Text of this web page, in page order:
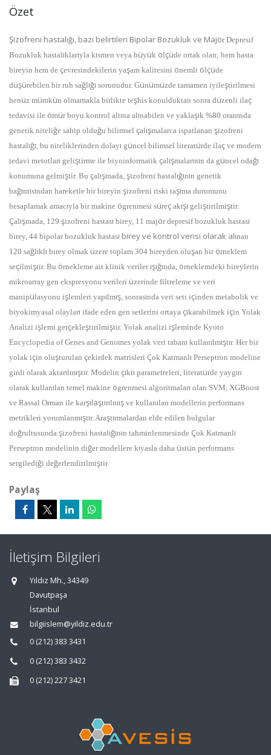
Özet
Şizofreni hastalığı, bazı belirtileri Bipolar Bozukluk ve Majör Depresif
Bozukluk hastalıklarıyla kısmen veya büyük ölçüde ortak olan; hem hasta
bireyin hem de çevresindekilerin yaşam kalitesini önemli ölçüde
düşürebilen bir ruh sağlığı sorunudur. Günümüzde tamamen iyileştirilmesi
henüz mümkün olmamakla birlikte teşhis konulduktan sonra düzenli ilaç
tedavisi ile ömür boyu kontrol altına alınabilen ve yaklaşık %80 oranında
genetik niteliğe sahip olduğu bilimsel çalışmalarca ispatlanan şizofreni
hastalığı, bu niteliklerinden dolayı güncel bilimsel literatürde ilaç ve modern
tedavi metotları geliştirme ile biyoinformatik çalışmalarının da güncel odağı
konumuna gelmiştir. Bu çalışmada, şizofreni hastalığının genetik
bağıntısından hareketle bir bireyin şizofreni riski taşıma durumunu
hesaplamak amacıyla bir makine ögrenmesi süreç akışı geliştirilmiştir.
Çalışmada, 129 şizofreni hastası birey, 11 majör depresif bozukluk hastası
birey, 44 bipolar bozukluk hastası birey ve kontrol verisi olarak alınan
120 sağlıklı birey olmak üzere toplam 304 bireyden oluşan bir örneklem
seçilmiştir. Bu örnekleme ait klinik veriler ışığında, örneklemdeki bireylerin
mikroarray gen ekspresyonu verileri üzerinde filtreleme ve veri
manipülasyonu işlemleri yapılmış, sonrasında veri seti içinden metabolik ve
biyokimyasal olayları ifade eden gen setlerini ortaya çıkarabilmek için Yolak
Analizi işlemi gerçekleştirilmiştir. Yolak analizi işleminde Kyoto
Encyclopedia of Genes and Genomes yolak veri tabanı kullanılmıştır. Her bir
yolak için oluşturulan çekirdek matrisleri Çok Katmanlı Perseptron modeline
girdi olarak aktarılmıştır. Modelin çıktı parametreleri, literatürde yaygın
olarak kullanılan temel makine ögrenmesi algoritmaları olan SVM, XGBoost
ve Rassal Orman ile karşılaştırılmış ve kullanılan modellerin performans
metrikleri yorumlanmıştır. Araştırmalardan elde edilen bulgular
doğrultusunda şizofreni hastalığının tahminlenmesinde Çok Katmanlı
Perseptron modelinin diğer modellere kıyasla daha üstün performans
sergilediği değerlendirilmiştir.
Paylaş
İletişim Bilgileri
Yıldız Mh., 34349
Davutpaşa
İstanbul
bilgiislem@yildiz.edu.tr
0 (212) 383 3431
0 (212) 383 3432
0 (212) 227 3421